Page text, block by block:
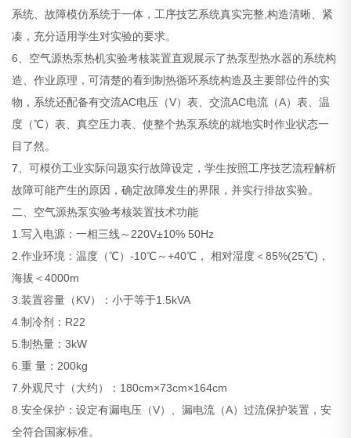
系统、故障模仿系统于一体，工序技艺系统真实完整,构造清晰、紧
凑，充分适用学生对实验的要求。
6、空气源热泵热机实验考核装置直观展示了热泵型热水器的系统构
造、作业原理，可清楚的看到制热循环系统构造及主要部位件的实
物，系统还配备有交流AC电压（V）表、交流AC电流（A）表、温
度（℃）表、真空压力表、使整个热泵系统的就地实时作业状态一
目了然。
7、可模仿工业实际问题实行故障设定，学生按照工序技艺流程解析
故障可能产生的原因，确定故障发生的界限，并实行排故实验。
二、空气源热泵实验考核装置技术功能
1.写入电源：一相三线～220V±10% 50Hz
2.作业环境：温度（℃）-10℃～+40℃， 相对湿度＜85%(25℃)，
海拔＜4000m
3.装置容量（KV）：小于等于1.5kVA
4.制冷剂：R22
5.制热量：3kW
6.重 量：200kg
7.外观尺寸（大约）：180cm×73cm×164cm
8.安全保护：设定有漏电压（V）、漏电流（A）过流保护装置，安
全符合国家标准。